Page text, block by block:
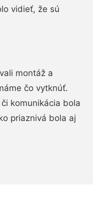
vidieť, že sú
montáž a
čo vytknúť.
komunikácia bola
priaznivá bola aj